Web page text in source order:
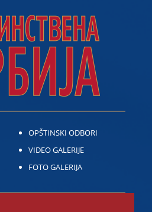
OPŠTINSKI ODBORI
VIDEO GALERIJE
FOTO GALERIJA